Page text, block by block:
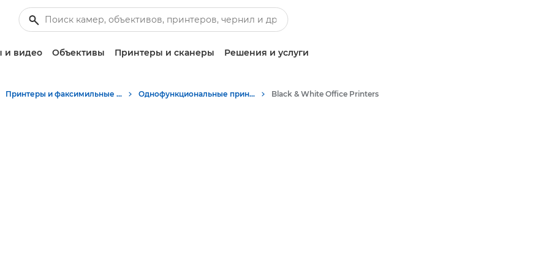
и видео Объективы Принтеры и сканеры Решения и услуги
Принтеры и факсимильные аппараты для бизнеса Однофункциональные принтеры - Canon Armenia Black & White Office Printers